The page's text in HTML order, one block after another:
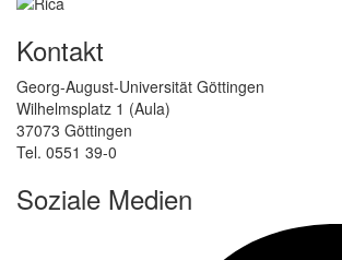
Kontakt
Georg-August-Universität Göttingen
Wilhelmsplatz 1 (Aula)
37073 Göttingen
Tel. 0551 39-0
Soziale Medien